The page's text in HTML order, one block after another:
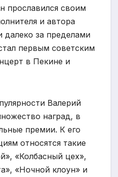
прославился своим
и автора
далеко за пределами
первым советским
в Пекине и
Валерий
наград, в
премии. К его
относятся такие
«Колбасный цех»,
«Ночной клоун» и